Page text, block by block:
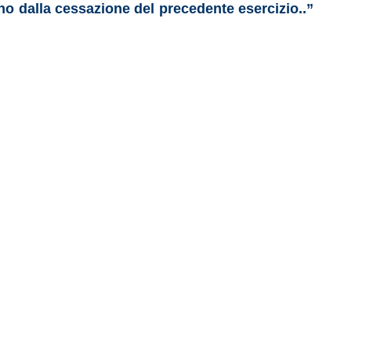
dalla cessazione del precedente esercizio..”